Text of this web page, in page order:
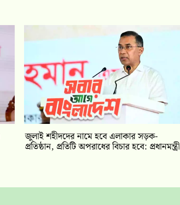
জুলাই শহীদদের নামে হবে এলাকার সড়ক-
প্রতিষ্ঠান, প্রতিটি অপরাধের বিচার হবে: প্রধানমন্ত্রী